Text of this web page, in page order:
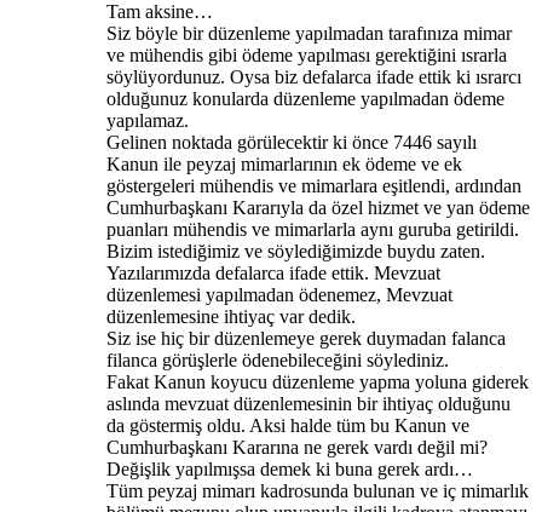
Tam aksine…
Siz böyle bir düzenleme yapılmadan tarafınıza mimar
ve mühendis gibi ödeme yapılması gerektiğini ısrarla
söylüyordunuz. Oysa biz defalarca ifade ettik ki ısrarcı
olduğunuz konularda düzenleme yapılmadan ödeme
yapılamaz.
Gelinen noktada görülecektir ki önce 7446 sayılı
Kanun ile peyzaj mimarlarının ek ödeme ve ek
göstergeleri mühendis ve mimarlara eşitlendi, ardından
Cumhurbaşkanı Kararıyla da özel hizmet ve yan ödeme
puanları mühendis ve mimarlarla aynı guruba getirildi.
Bizim istediğimiz ve söylediğimizde buydu zaten.
Yazılarımızda defalarca ifade ettik. Mevzuat
düzenlemesi yapılmadan ödenemez, Mevzuat
düzenlemesine ihtiyaç var dedik.
Siz ise hiç bir düzenlemeye gerek duymadan falanca
filanca görüşlerle ödenebileceğini söylediniz.
Fakat Kanun koyucu düzenleme yapma yoluna giderek
aslında mevzuat düzenlemesinin bir ihtiyaç olduğunu
da göstermiş oldu. Aksi halde tüm bu Kanun ve
Cumhurbaşkanı Kararına ne gerek vardı değil mi?
Değişlik yapılmışsa demek ki buna gerek ardı…
Tüm peyzaj mimarı kadrosunda bulunan ve iç mimarlık